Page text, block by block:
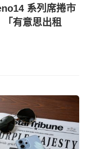
系列席捲市
有意思出租